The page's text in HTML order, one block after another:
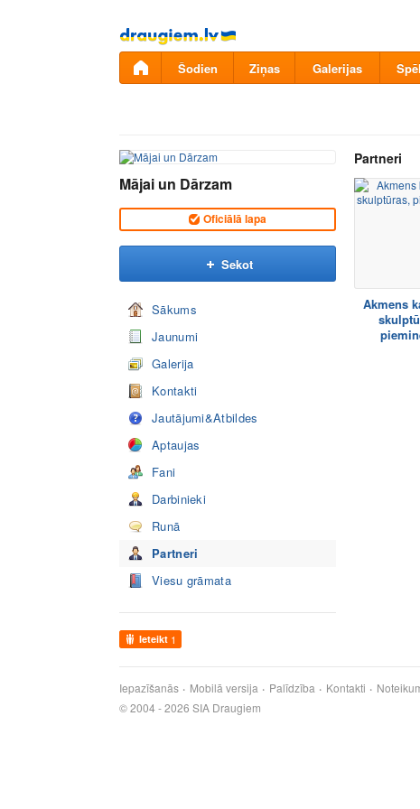
Pāriet
uz
saturu
Šodien Ziņas Galerijas
Mājai un Dārzam
Oficiālā lapa
Sekot
Sākums
Jaunumi
Galerija
Kontakti
Jautājumi&Atbildes
Aptaujas
Fani
Darbinieki
Runā
Partneri
Viesu grāmata
Ieteikt 1
Partneri
Akmens
Iepazīšanās Mobilā versija Palīdzība Kontakti
© 2004 - 2026 SIA Draugiem